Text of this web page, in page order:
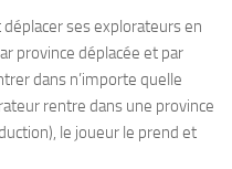
déplacer ses explorateurs en
province déplacée et par
dans n’importe quelle
rentre dans une province
le joueur le prend et